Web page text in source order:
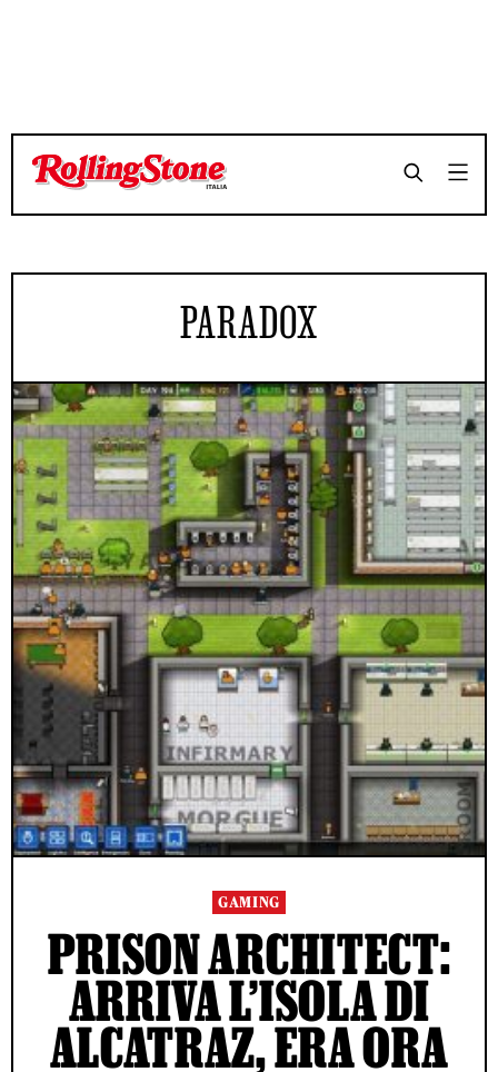
PARADOX
GAMING
PRISON ARCHITECT:
ARRIVA L’ISOLA DI
ALCATRAZ, ERA ORA